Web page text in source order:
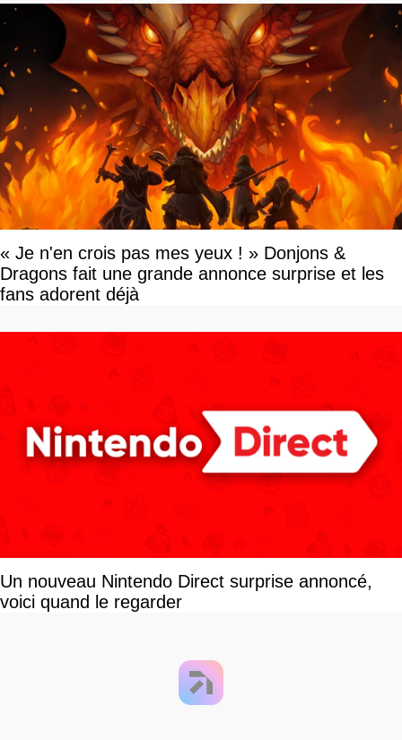
« Je n'en crois pas mes yeux ! » Donjons &
Dragons fait une grande annonce surprise et les
fans adorent déjà
Un nouveau Nintendo Direct surprise annoncé,
voici quand le regarder